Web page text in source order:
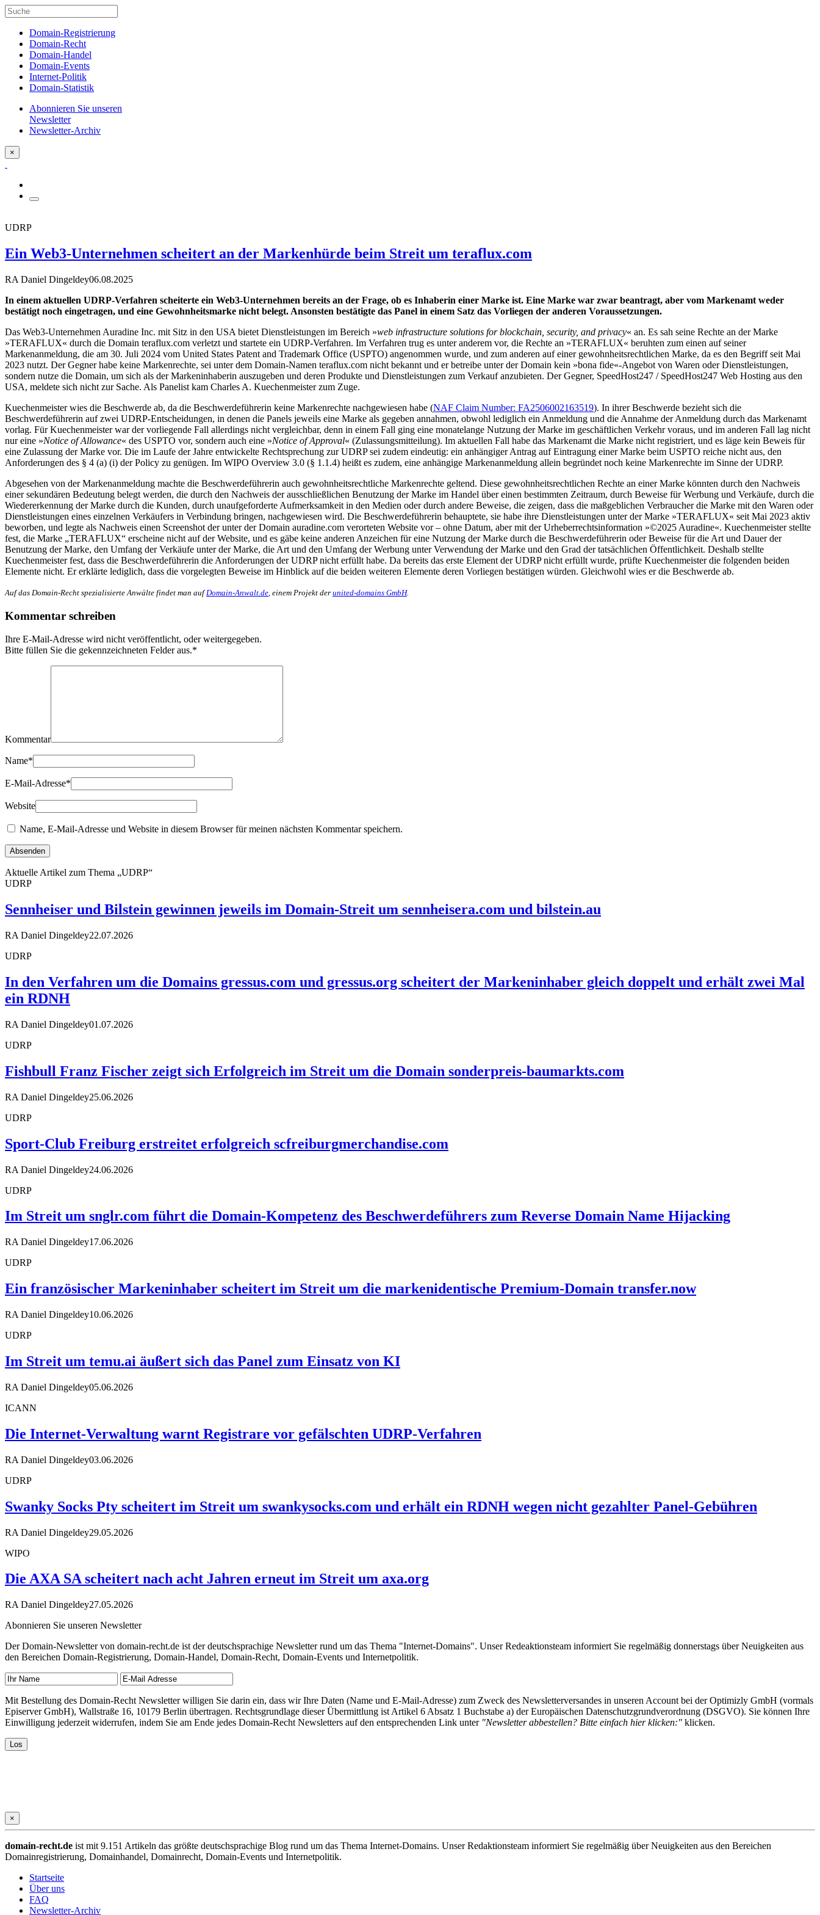
Domain-Registrierung
Domain-Recht
Domain-Handel
Domain-Events
Internet-Politik
Domain-Statistik
Abonnieren Sie unseren
Newsletter
Newsletter-Archiv
×
UDRP
Ein Web3-Unternehmen scheitert an der Markenhürde beim Streit um teraflux.com
RA Daniel Dingeldey06.08.2025
In einem aktuellen UDRP-Verfahren scheiterte ein Web3-Unternehmen bereits an der Frage, ob es Inhaberin einer Marke ist. Eine Marke war zwar beantragt, aber vom Markenamt weder
bestätigt noch eingetragen, und eine Gewohnheitsmarke nicht belegt. Ansonsten bestätigte das Panel in einem Satz das Vorliegen der anderen Voraussetzungen.
Das Web3-Unternehmen Auradine Inc. mit Sitz in den USA bietet Dienstleistungen im Bereich »web infrastructure solutions for blockchain, security, and privacy« an. Es sah seine Rechte an der Marke
»TERAFLUX« durch die Domain teraflux.com verletzt und startete ein UDRP-Verfahren. Im Verfahren trug es unter anderem vor, die Rechte an »TERAFLUX« beruhten zum einen auf seiner
Markenanmeldung, die am 30. Juli 2024 vom United States Patent and Trademark Office (USPTO) angenommen wurde, und zum anderen auf einer gewohnheitsrechtlichen Marke, da es den Begriff seit Mai
2023 nutzt. Der Gegner habe keine Markenrechte, sei unter dem Domain-Namen teraflux.com nicht bekannt und er betreibe unter der Domain kein »bona fide«-Angebot von Waren oder Dienstleistungen,
sondern nutze die Domain, um sich als der Markeninhaberin auszugeben und deren Produkte und Dienstleistungen zum Verkauf anzubieten. Der Gegner, SpeedHost247 / SpeedHost247 Web Hosting aus den
USA, meldete sich nicht zur Sache. Als Panelist kam Charles A. Kuechenmeister zum Zuge.
Kuechenmeister wies die Beschwerde ab, da die Beschwerdeführerin keine Markenrechte nachgewiesen habe (NAF Claim Number: FA2506002163519). In ihrer Beschwerde bezieht sich die
Beschwerdeführerin auf zwei UDRP-Entscheidungen, in denen die Panels jeweils eine Marke als gegeben annahmen, obwohl lediglich ein Anmeldung und die Annahme der Anmeldung durch das Markenamt
vorlag. Für Kuechenmeister war der vorliegende Fall allerdings nicht vergleichbar, denn in einem Fall ging eine monatelange Nutzung der Marke im geschäftlichen Verkehr voraus, und im anderen Fall lag nicht
nur eine »Notice of Allowance« des USPTO vor, sondern auch eine »Notice of Approval« (Zulassungsmitteilung). Im aktuellen Fall habe das Markenamt die Marke nicht registriert, und es läge kein Beweis für
eine Zulassung der Marke vor. Die im Laufe der Jahre entwickelte Rechtsprechung zur UDRP sei zudem eindeutig: ein anhängiger Antrag auf Eintragung einer Marke beim USPTO reiche nicht aus, den
Anforderungen des § 4 (a) (i) der Policy zu genügen. Im WIPO Overview 3.0 (§ 1.1.4) heißt es zudem, eine anhängige Markenanmeldung allein begründet noch keine Markenrechte im Sinne der UDRP.
Abgesehen von der Markenanmeldung machte die Beschwerdeführerin auch gewohnheitsrechtliche Markenrechte geltend. Diese gewohnheitsrechtlichen Rechte an einer Marke könnten durch den Nachweis
einer sekundären Bedeutung belegt werden, die durch den Nachweis der ausschließlichen Benutzung der Marke im Handel über einen bestimmten Zeitraum, durch Beweise für Werbung und Verkäufe, durch die
Wiedererkennung der Marke durch die Kunden, durch unaufgeforderte Aufmerksamkeit in den Medien oder durch andere Beweise, die zeigen, dass die maßgeblichen Verbraucher die Marke mit den Waren oder
Dienstleistungen eines einzelnen Verkäufers in Verbindung bringen, nachgewiesen wird. Die Beschwerdeführerin behauptete, sie habe ihre Dienstleistungen unter der Marke »TERAFLUX« seit Mai 2023 aktiv
beworben, und legte als Nachweis einen Screenshot der unter der Domain auradine.com verorteten Website vor – ohne Datum, aber mit der Urheberrechtsinformation »©2025 Auradine«. Kuechenmeister stellte
fest, die Marke „TERAFLUX“ erscheine nicht auf der Website, und es gäbe keine anderen Anzeichen für eine Nutzung der Marke durch die Beschwerdeführerin oder Beweise für die Art und Dauer der
Benutzung der Marke, den Umfang der Verkäufe unter der Marke, die Art und den Umfang der Werbung unter Verwendung der Marke und den Grad der tatsächlichen Öffentlichkeit. Deshalb stellte
Kuechenmeister fest, dass die Beschwerdeführerin die Anforderungen der UDRP nicht erfüllt habe. Da bereits das erste Element der UDRP nicht erfüllt wurde, prüfte Kuechenmeister die folgenden beiden
Elemente nicht. Er erklärte lediglich, dass die vorgelegten Beweise im Hinblick auf die beiden weiteren Elemente deren Vorliegen bestätigen würden. Gleichwohl wies er die Beschwerde ab.
Auf das Domain-Recht spezialisierte Anwälte findet man auf Domain-Anwalt.de , einem Projekt der united-domains GmbH.
Kommentar schreiben
Ihre E-Mail-Adresse wird nicht veröffentlicht, oder weitergegeben.
Bitte füllen Sie die gekennzeichneten Felder aus.*
Kommentar
Name*
E-Mail-Adresse*
Website
Name, E-Mail-Adresse und Website in diesem Browser für meinen nächsten Kommentar speichern.
Aktuelle Artikel zum Thema „UDRP“
UDRP
Sennheiser und Bilstein gewinnen jeweils im Domain-Streit um sennheisera.com und bilstein.au
RA Daniel Dingeldey22.07.2026
UDRP
In den Verfahren um die Domains gressus.com und gressus.org scheitert der Markeninhaber gleich doppelt und erhält zwei Mal
ein RDNH
RA Daniel Dingeldey01.07.2026
UDRP
Fishbull Franz Fischer zeigt sich Erfolgreich im Streit um die Domain sonderpreis-baumarkts.com
RA Daniel Dingeldey25.06.2026
UDRP
Sport-Club Freiburg erstreitet erfolgreich scfreiburgmerchandise.com
RA Daniel Dingeldey24.06.2026
UDRP
Im Streit um snglr.com führt die Domain-Kompetenz des Beschwerdeführers zum Reverse Domain Name Hijacking
RA Daniel Dingeldey17.06.2026
UDRP
Ein französischer Markeninhaber scheitert im Streit um die markenidentische Premium-Domain transfer.now
RA Daniel Dingeldey10.06.2026
UDRP
Im Streit um temu.ai äußert sich das Panel zum Einsatz von KI
RA Daniel Dingeldey05.06.2026
ICANN
Die Internet-Verwaltung warnt Registrare vor gefälschten UDRP-Verfahren
RA Daniel Dingeldey03.06.2026
UDRP
Swanky Socks Pty scheitert im Streit um swankysocks.com und erhält ein RDNH wegen nicht gezahlter Panel-Gebühren
RA Daniel Dingeldey29.05.2026
WIPO
Die AXA SA scheitert nach acht Jahren erneut im Streit um axa.org
RA Daniel Dingeldey27.05.2026
Abonnieren Sie unseren Newsletter
Der Domain-Newsletter von domain-recht.de ist der deutschsprachige Newsletter rund um das Thema "Internet-Domains". Unser Redeaktionsteam informiert Sie regelmäßig donnerstags über Neuigkeiten aus
den Bereichen Domain-Registrierung, Domain-Handel, Domain-Recht, Domain-Events und Internetpolitik.
Mit Bestellung des Domain-Recht Newsletter willigen Sie darin ein, dass wir Ihre Daten (Name und E-Mail-Adresse) zum Zweck des Newsletterversandes in unseren Account bei der Optimizly GmbH (vormals
Episerver GmbH), Wallstraße 16, 10179 Berlin übertragen. Rechtsgrundlage dieser Übermittlung ist Artikel 6 Absatz 1 Buchstabe a) der Europäischen Datenschutzgrundverordnung (DSGVO). Sie können Ihre
Einwilligung jederzeit widerrufen, indem Sie am Ende jedes Domain-Recht Newsletters auf den entsprechenden Link unter "Newsletter abbestellen? Bitte einfach hier klicken:" klicken.
×
domain-recht.de ist mit 9.151 Artikeln das größte deutschsprachige Blog rund um das Thema Internet-Domains. Unser Redaktionsteam informiert Sie regelmäßig über Neuigkeiten aus den Bereichen
Domainregistrierung, Domainhandel, Domainrecht, Domain-Events und Internetpolitik.
Startseite
Über uns
FAQ
Newsletter-Archiv